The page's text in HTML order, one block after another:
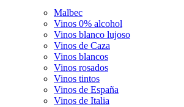
Malbec
Vinos 0% alcohol
Vinos blanco lujoso
Vinos de Caza
Vinos blancos
Vinos rosados
Vinos tintos
Vinos de España
Vinos de Italia